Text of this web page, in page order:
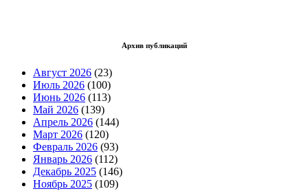
Архив публикаций
Август 2026 (23)
Июль 2026 (100)
Июнь 2026 (113)
Май 2026 (139)
Апрель 2026 (144)
Март 2026 (120)
Февраль 2026 (93)
Январь 2026 (112)
Декабрь 2025 (146)
Ноябрь 2025 (109)